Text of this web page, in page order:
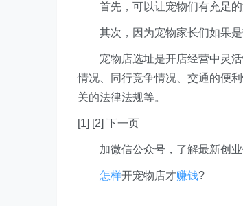
首先，可以让宠物们有充足的
其次，因为宠物家长们如果是
宠物店选址是开店经营中灵活
情况、同行竞争情况、交通的便
关的法律法规等。
[1] [2] 下一页
加微信公众号，了解最新创业
怎样开宠物店才赚钱?